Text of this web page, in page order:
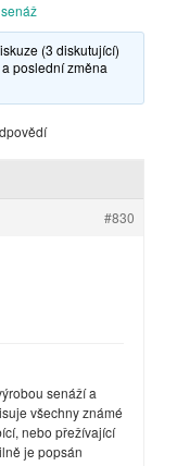
senáž
(3 diskutující)
a poslední změna
#830
senáží a
všechny známé
nebo přežívající
je popsán